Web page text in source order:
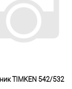
Под заказ
TIMKEN 542/532